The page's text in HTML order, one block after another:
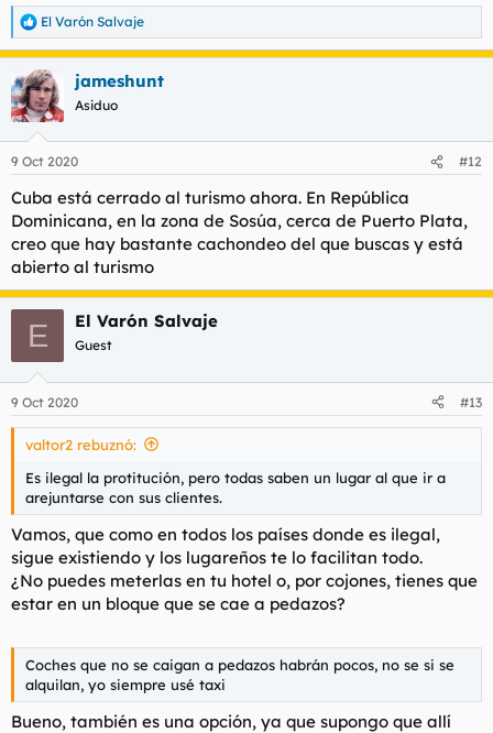
R
e
a
c
c
i
e
:
El Varón Salvaje
jameshunt
Asiduo
9 Oct 2020 #12
Cuba está cerrado al turismo ahora. En República
Dominicana, en la zona de Sosúa, cerca de Puerto Plata,
creo que hay bastante cachondeo del que buscas y está
abierto al turismo
E El Varón Salvaje
Guest
9 Oct 2020 #13
valtor2 rebuznó:
Es ilegal la protitución, pero todas saben un lugar al que ir a
arejuntarse con sus clientes.
Vamos, que como en todos los países donde es ilegal,
sigue existiendo y los lugareños te lo facilitan todo.
¿No puedes meterlas en tu hotel o, por cojones, tienes que
estar en un bloque que se cae a pedazos?
Coches que no se caigan a pedazos habrán pocos, no se si se
alquilan, yo siempre usé taxi
Bueno, también es una opción, ya que supongo que allí